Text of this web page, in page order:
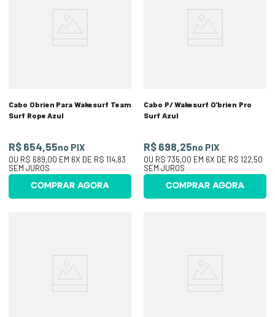
Cabo Obrien Para Wakesurf Team
Surf Rope Azul
R$ 654,55no PIX
OU R$ 689,00 EM 6X DE R$ 114,83
SEM JUROS
COMPRAR AGORA
Cabo P/ Wakesurf O'brien Pro
Surf Azul
R$ 698,25no PIX
OU R$ 735,00 EM 6X DE R$ 122,50
SEM JUROS
COMPRAR AGORA